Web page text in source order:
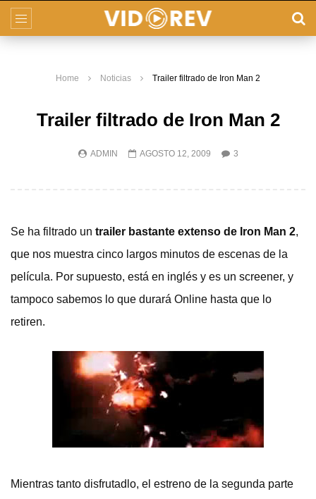
Home Noticias Trailer filtrado de Iron Man 2
Trailer filtrado de Iron Man 2
ADMIN AGOSTO 12, 2009 3
Se ha filtrado un trailer bastante extenso de Iron Man 2,
que nos muestra cinco largos minutos de escenas de la
película. Por supuesto, está en inglés y es un screener, y
tampoco sabemos lo que durará Online hasta que lo
retiren.
Mientras tanto disfrutadlo, el estreno de la segunda parte